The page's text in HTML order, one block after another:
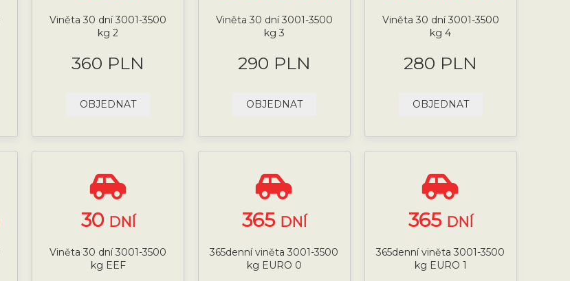
Viněta 30 dní 3001-3500
kg 2
360 PLN
OBJEDNAT
Viněta 30 dní 3001-3500
kg 3
290 PLN
OBJEDNAT
Viněta 30 dní 3001-3500
kg 4
280 PLN
OBJEDNAT
30 DNÍ
Viněta 30 dní 3001-3500
kg EEF
365 DNÍ
365denní viněta 3001-3500
kg EURO 0
365 DNÍ
365denní viněta 3001-3500
kg EURO 1